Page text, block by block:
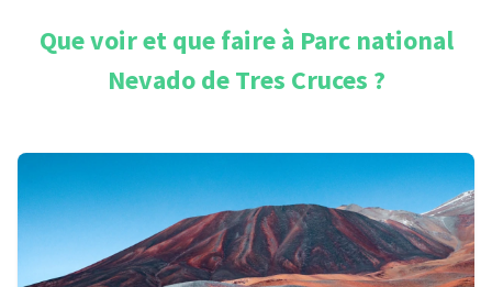
Que voir et que faire à Parc national
Nevado de Tres Cruces ?